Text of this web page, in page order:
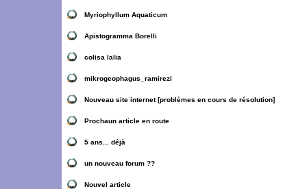
Myriophyllum Aquaticum
Apistogramma Borelli
colisa lalia
mikrogeophagus_ramirezi
Nouveau site internet [problèmes en cours de résolution]
Prochaun article en route
5 ans... déjà
un nouveau forum ??
Nouvel article